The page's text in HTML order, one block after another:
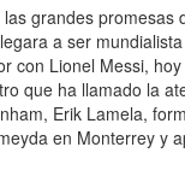
grandes promesas
a ser
con Lionel Messi,
que ha llamado la
Erik Lamela,
en Monterrey y